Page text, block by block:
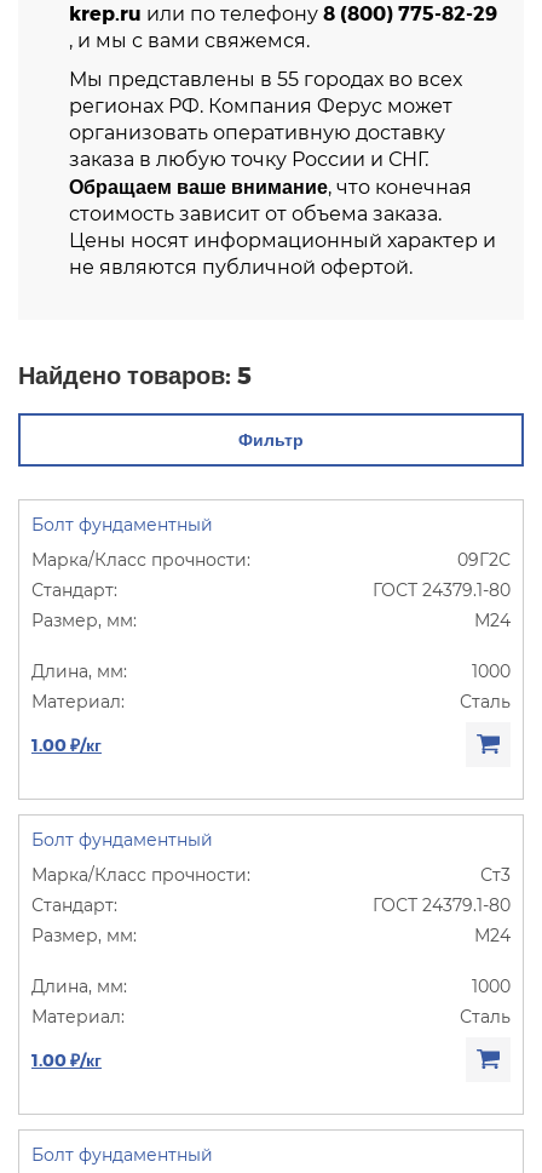
krep.ru или по телефону 8 (800) 775-82-29
, и мы с вами свяжемся.
Мы представлены в 55 городах во всех
регионах РФ. Компания Ферус может
организовать оперативную доставку
заказа в любую точку России и СНГ.
Обращаем ваше внимание, что конечная
стоимость зависит от объема заказа.
Цены носят информационный характер и
не являются публичной офертой.
Найдено товаров: 5
Фильтр
Болт фундаментный
09Г2С
ГОСТ 24379.1-80
М24
1000
Сталь
1.00 ₽/кг
Болт фундаментный
Ст3
ГОСТ 24379.1-80
М24
1000
Сталь
1.00 ₽/кг
Болт фундаментный